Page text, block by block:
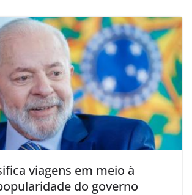
viagens em meio à
do governo